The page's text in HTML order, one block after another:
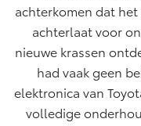
achterkomen dat
achterlaat voor
nieuwe krassen
had vaak geen
elektronica van
volledige